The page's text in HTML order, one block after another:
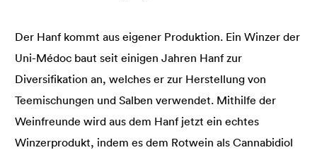
Der Hanf kommt aus eigener Produktion. Ein Winzer der
Uni-Médoc baut seit einigen Jahren Hanf zur
Diversifikation an, welches er zur Herstellung von
Teemischungen und Salben verwendet. Mithilfe der
Weinfreunde wird aus dem Hanf jetzt ein echtes
Winzerprodukt, indem es dem Rotwein als Cannabidiol